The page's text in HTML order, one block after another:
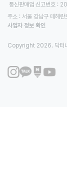
통신판매업 신고번호
주소 : 서울 강남구 테헤
사업자 정보 확인
Copyright 2026. 닥터